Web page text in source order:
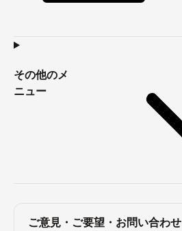
その他のメ
ニュー
ご意見・ご要望・お問い合わせ